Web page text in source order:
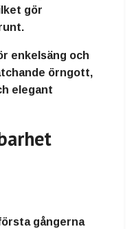
gör
enkelsäng och
örngott,
elegant
gångerna